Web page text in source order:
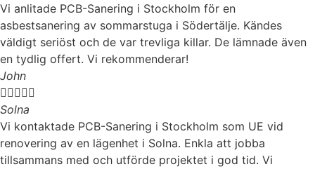
Vi anlitade PCB-Sanering i Stockholm för en
asbestsanering av sommarstuga i Södertälje. Kändes
väldigt seriöst och de var trevliga killar. De lämnade även
en tydlig offert. Vi rekommenderar!
John

Solna
Vi kontaktade PCB-Sanering i Stockholm som UE vid
renovering av en lägenhet i Solna. Enkla att jobba
tillsammans med och utförde projektet i god tid. Vi